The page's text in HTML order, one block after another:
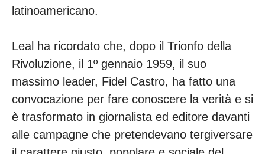
latinoamericano.
Leal ha ricordato che, dopo il Trionfo della
Rivoluzione, il 1º gennaio 1959, il suo
massimo leader, Fidel Castro, ha fatto una
convocazione per fare conoscere la verità e si
è trasformato in giornalista ed editore davanti
alle campagne che pretendevano tergiversare